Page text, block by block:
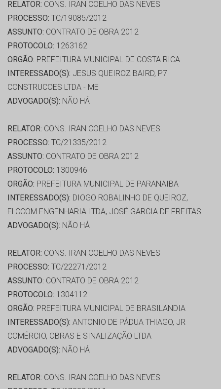
RELATOR: CONS. IRAN COELHO DAS NEVES
PROCESSO: TC/19085/2012
ASSUNTO: CONTRATO DE OBRA 2012
PROTOCOLO: 1263162
ORGÃO: PREFEITURA MUNICIPAL DE COSTA RICA
INTERESSADO(S): JESUS QUEIROZ BAIRD, P7
CONSTRUCOES LTDA - ME
ADVOGADO(S): NÃO HÁ
RELATOR: CONS. IRAN COELHO DAS NEVES
PROCESSO: TC/21335/2012
ASSUNTO: CONTRATO DE OBRA 2012
PROTOCOLO: 1300946
ORGÃO: PREFEITURA MUNICIPAL DE PARANAIBA
INTERESSADO(S): DIOGO ROBALINHO DE QUEIROZ,
ELCCOM ENGENHARIA LTDA, JOSÉ GARCIA DE FREITAS
ADVOGADO(S): NÃO HÁ
RELATOR: CONS. IRAN COELHO DAS NEVES
PROCESSO: TC/22271/2012
ASSUNTO: CONTRATO DE OBRA 2012
PROTOCOLO: 1304112
ORGÃO: PREFEITURA MUNICIPAL DE BRASILANDIA
INTERESSADO(S): ANTONIO DE PÁDUA THIAGO, JR
COMÉRCIO, OBRAS E SINALIZAÇÃO LTDA
ADVOGADO(S): NÃO HÁ
RELATOR: CONS. IRAN COELHO DAS NEVES